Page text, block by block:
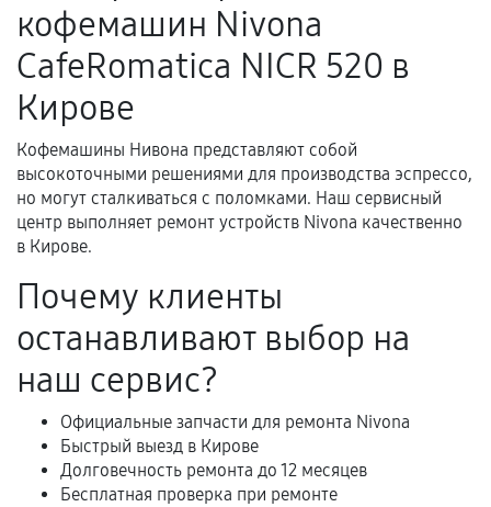
нормальной эксплуатации в течение
гарантийного срока.
Несоответствие комплектующей заявленным
техническим характеристикам.
Документы для подтверждения
гарантии
Акт выполненных работ с датой, перечнем
услуг и сроком гарантии.
Документы на установленные комплектующие
и кассовый чек.
Расширенная гарантия
кофемашин Nivona
CafeRomatica NICR 520 в
Кирове
Кофемашины Нивона представляют собой
высокоточными решениями для производства эспрессо,
но могут сталкиваться с поломками. Наш сервисный
центр выполняет ремонт устройств Nivona качественно
в Кирове.
Почему клиенты
останавливают выбор на
наш сервис?
Официальные запчасти для ремонта Nivona
Быстрый выезд в Кирове
Долговечность ремонта до 12 месяцев
Бесплатная проверка при ремонте